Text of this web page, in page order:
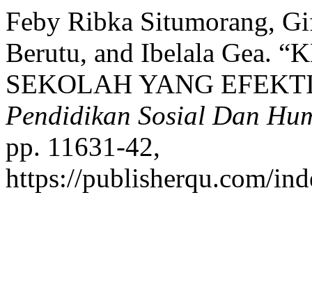
Feby Ribka Situmorang,
Berutu, and Ibelala Gea.
SEKOLAH YANG
Pendidikan Sosial Dan
pp. 11631-42,
https://publisherqu.com/